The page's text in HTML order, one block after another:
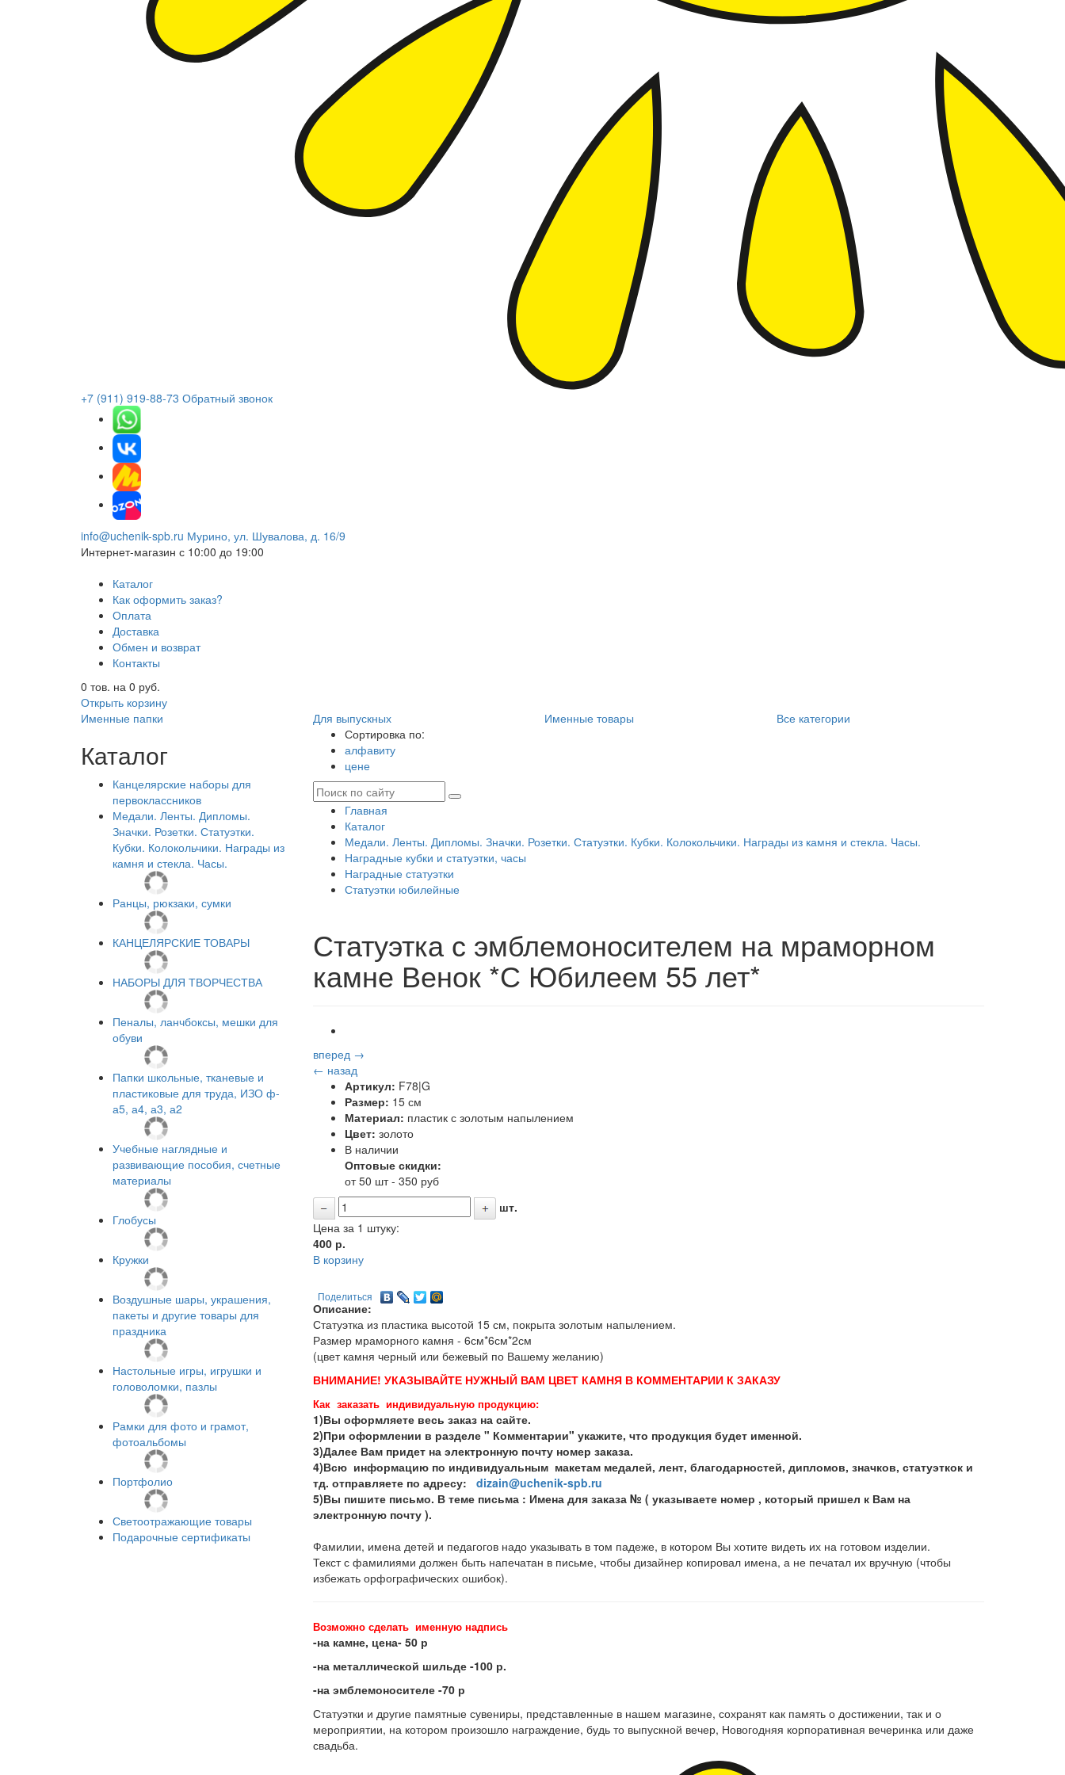
+7 (911) 919-88-73 Обратный звонок
info@uchenik-spb.ru Мурино, ул. Шувалова, д. 16/9
Интернет-магазин с 10:00 до 19:00
Каталог
Как оформить заказ?
Оплата
Доставка
Обмен и возврат
Контакты
0 тов. на 0 руб.
Открыть корзину
Именные папки
Для выпускных Именные товары Все категории
Каталог
Канцелярские наборы для
первоклассников
Медали. Ленты. Дипломы.
Значки. Розетки. Статуэтки.
Кубки. Колокольчики. Награды из
камня и стекла. Часы.
Ранцы, рюкзаки, сумки
КАНЦЕЛЯРСКИЕ ТОВАРЫ
НАБОРЫ ДЛЯ ТВОРЧЕСТВА
Пеналы, ланчбоксы, мешки для
обуви
Папки школьные, тканевые и
пластиковые для труда, ИЗО ф-
а5, а4, а3, а2
Учебные наглядные и
развивающие пособия, счетные
материалы
Глобусы
Кружки
Воздушные шары, украшения,
пакеты и другие товары для
праздника
Настольные игры, игрушки и
головоломки, пазлы
Рамки для фото и грамот,
фотоальбомы
Портфолио
Светоотражающие товары
Подарочные сертификаты
Сортировка по:
алфавиту
цене
Главная
Каталог
Медали. Ленты. Дипломы. Значки. Розетки. Статуэтки. Кубки. Колокольчики. Награды из камня и стекла. Часы.
Наградные кубки и статуэтки, часы
Наградные статуэтки
Статуэтки юбилейные
Статуэтка с эмблемоносителем на мраморном
камне Венок *С Юбилеем 55 лет*
вперед →
← назад
Артикул: F78|G
Размер: 15 см
Материал: пластик с золотым напылением
Цвет: золото
В наличии
Оптовые скидки:
от 50 шт - 350 руб
шт.
Цена за 1 штуку:
400р.
В корзину
Поделиться
Описание:
Статуэтка из пластика высотой 15 см, покрыта золотым напылением.
Размер мраморного камня - 6см*6см*2см
(цвет камня черный или бежевый по Вашему желанию)
ВНИМАНИЕ! УКАЗЫВАЙТЕ НУЖНЫЙ ВАМ ЦВЕТ КАМНЯ В КОММЕНТАРИИ К ЗАКАЗУ
Как заказать индивидуальную продукцию:
1)Вы оформляете весь заказ на сайте.
2)При оформлении в разделе " Комментарии" укажите, что продукция будет именной.
3)Далее Вам придет на электронную почту номер заказа.
4)Всю информацию по индивидуальным макетам медалей, лент, благодарностей, дипломов, значков, статуэткок и
тд. отправляете по адресу: dizain@uchenik-spb.ru
5)Вы пишите письмо. В теме письма : Имена для заказа № ( указываете номер , который пришел к Вам на
электронную почту ).
Фамилии, имена детей и педагогов надо указывать в том падеже, в котором Вы хотите видеть их на готовом изделии.
Текст с фамилиями должен быть напечатан в письме, чтобы дизайнер копировал имена, а не печатал их вручную (чтобы
избежать орфографических ошибок).
Возможно сделать именную надпись
-на камне, цена- 50 р
-на металлической шильде -100 р.
-на эмблемоносителе -70 р
Статуэтки и другие памятные сувениры, представленные в нашем магазине, сохранят как память о достижении, так и о
мероприятии, на котором произошло награждение, будь то выпускной вечер, Новогодняя корпоративная вечеринка или даже
свадьба.